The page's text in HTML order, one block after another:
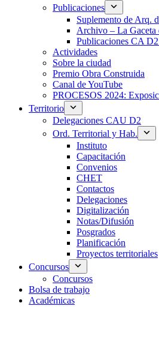
Publicaciones
Suplemento de Arq.
Archivo – La Gaceta
Publicaciones CA
Actividades
Sobre la ciudad
Premio Obra Construida
Canal de YouTube
PROCESOS 2024:
Territorio
Delegaciones CAU D2
Ord. Territorial y Hab.
Instituto
Capacitación
Convenios
CHET
Contactos
Delegaciones
Digitalización
Notas/Difusión
Posgrados
Planificación
Proyectos territoriales
Concursos
Concursos
Bolsa de trabajo
Académicas